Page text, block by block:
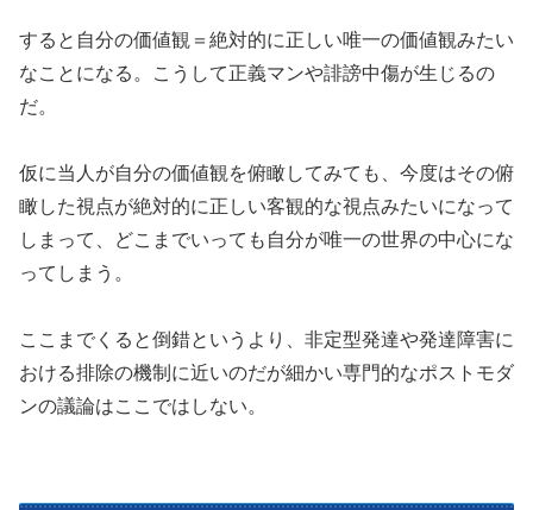
すると自分の価値観＝絶対的に正しい唯一の価値観みたい
なことになる。こうして正義マンや誹謗中傷が生じるの
だ。
仮に当人が自分の価値観を俯瞰してみても、今度はその俯
瞰した視点が絶対的に正しい客観的な視点みたいになって
しまって、どこまでいっても自分が唯一の世界の中心にな
ってしまう。
ここまでくると倒錯というより、非定型発達や発達障害に
おける排除の機制に近いのだが細かい専門的なポストモダ
ンの議論はここではしない。